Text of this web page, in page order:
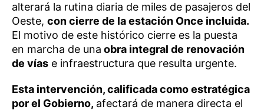
alterará la rutina diaria de miles de pasajeros del
Oeste, con cierre de la estación Once incluida.
El motivo de este histórico cierre es la puesta
en marcha de una obra integral de renovación
de vías e infraestructura que resulta urgente.
Esta intervención, calificada como estratégica
por el Gobierno, afectará de manera directa el